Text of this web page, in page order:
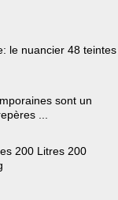
le nuancier 48 teintes
sont un
...
200 Litres 200